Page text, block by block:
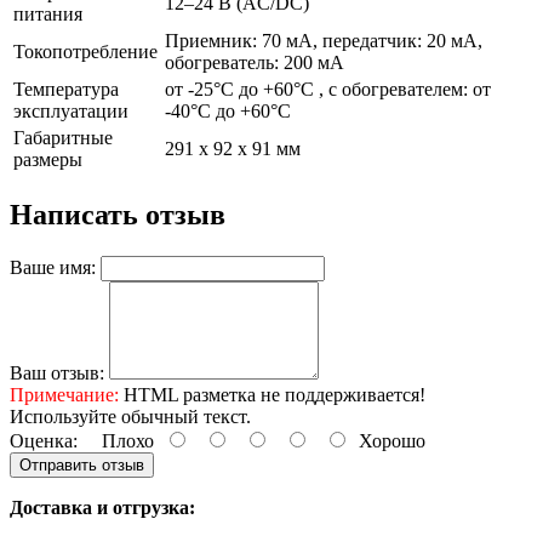
питания
Токопотребление
Приемник: 70 мА, передатчик: 20 мА,
обогреватель: 200 мА
Температура
эксплуатации
от -25°С до +60°С , с обогревателем: от
-40°С до +60°С
Габаритные
размеры
291 x 92 x 91 мм
Написать отзыв
Ваше имя:
Ваш отзыв:
Примечание: HTML разметка не поддерживается!
Используйте обычный текст.
Оценка: Плохо Хорошо
Отправить отзыв
Доставка и отгрузка: